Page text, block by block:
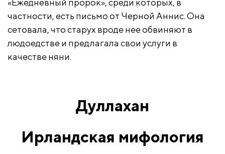
«Ежедневный пророк», среди которых, в
частности, есть письмо от Черной Аннис. Она
сетовала, что старух вроде нее обвиняют в
людоедстве и предлагала свои услуги в
качестве няни.
Дуллахан
Ирландская мифология